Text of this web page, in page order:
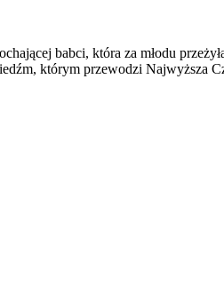
babci, która za młodu
którym przewodzi Najwyższa